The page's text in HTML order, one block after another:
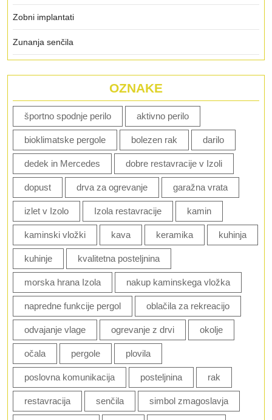
Zobni implantati
Zunanja senčila
OZNAKE
športno spodnje perilo aktivno perilo
bioklimatske pergole bolezen rak darilo
dedek in Mercedes dobre restavracije v Izoli
dopust drva za ogrevanje garažna vrata
izlet v Izolo Izola restavracije kamin
kaminski vložki kava keramika kuhinja
kuhinje kvalitetna posteljnina
morska hrana Izola nakup kaminskega vložka
napredne funkcije pergol oblačila za rekreacijo
odvajanje vlage ogrevanje z drvi okolje
očala pergole plovila
poslovna komunikacija posteljnina rak
restavracija senčila simbol zmagoslavja